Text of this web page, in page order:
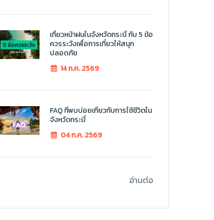
เที่ยวหน้าฝนในจังหวัดกระบี่ กับ 5 ข้อ
ควรระวังเพื่อการเที่ยวให้สนุก
ปลอดภัย
14 ก.ค. 2569
FAQ ที่พบบ่อยเกี่ยวกับการใช้ชีวิตใน
จังหวัดกระบี่
04 ก.ค. 2569
อ่านต่อ